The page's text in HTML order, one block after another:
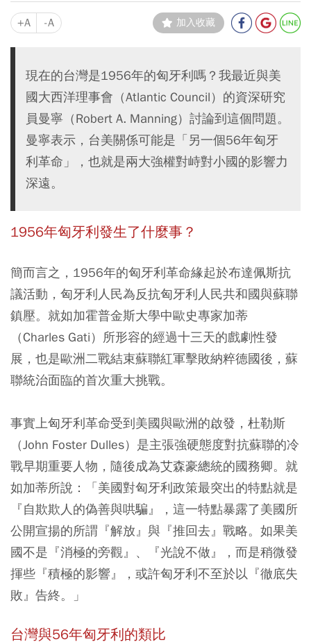
+A -A 加入收藏
現在的台灣是1956年的匈牙利嗎？我最近與美
國大西洋理事會（Atlantic Council）的資深研究
員曼寧（Robert A. Manning）討論到這個問題。
曼寧表示，台美關係可能是「另一個56年匈牙
利革命」，也就是兩大強權對峙對小國的影響力
深遠。
1956年匈牙利發生了什麼事？
簡而言之，1956年的匈牙利革命緣起於布達佩斯抗
議活動，匈牙利人民為反抗匈牙利人民共和國與蘇聯
鎮壓。就如加霍普金斯大學中歐史專家加蒂
（Charles Gati）所形容的經過十三天的戲劇性發
展，也是歐洲二戰結束蘇聯紅軍擊敗納粹德國後，蘇
聯統治面臨的首次重大挑戰。
事實上匈牙利革命受到美國與歐洲的啟發，杜勒斯
（John Foster Dulles）是主張強硬態度對抗蘇聯的冷
戰早期重要人物，隨後成為艾森豪總統的國務卿。就
如加蒂所說：「美國對匈牙利政策最突出的特點就是
『自欺欺人的偽善與哄騙』，這一特點暴露了美國所
公開宣揚的所謂『解放』與『推回去』戰略。如果美
國不是『消極的旁觀』、『光說不做』，而是稍微發
揮些『積極的影響』，或許匈牙利不至於以『徹底失
敗』告終。」
台灣與56年匈牙利的類比